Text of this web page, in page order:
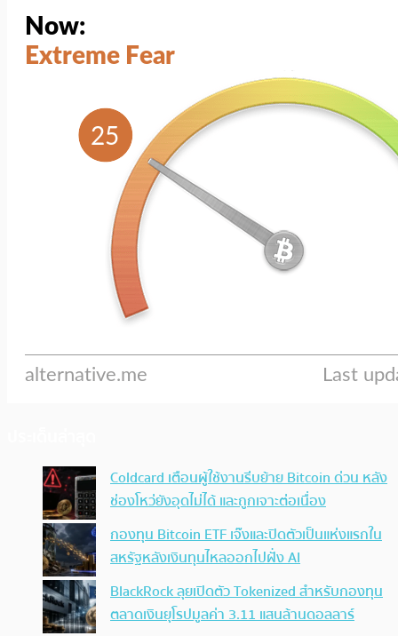
Coldcard เตือนผู้ใช้งานรีบย้าย Bitcoin ด่วน หลัง
ช่องโหว่ยังอุดไม่ได้ และถูกเจาะต่อเนื่อง
กองทุน Bitcoin ETF เจ๊งและปิดตัวเป็นแห่งแรกใน
สหรัฐหลังเงินทุนไหลออกไปฝั่ง AI
BlackRock ลุยเปิดตัว Tokenized สำหรับกองทุน
ตลาดเงินยุโรปมูลค่า 3.11 แสนล้านดอลลาร์